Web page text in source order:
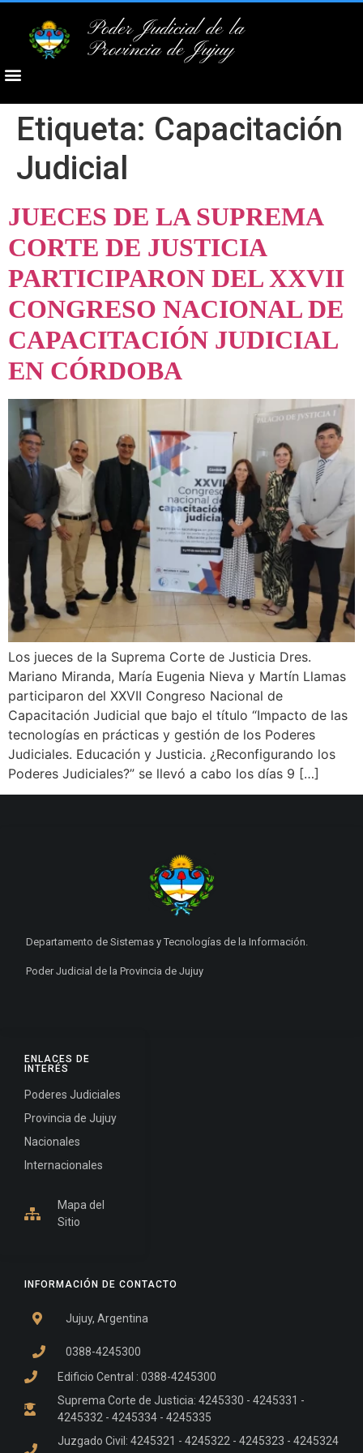
Poder Judicial de la
Provincia de Jujuy
Etiqueta: Capacitación
Judicial
JUECES DE LA SUPREMA
CORTE DE JUSTICIA
PARTICIPARON DEL XXVII
CONGRESO NACIONAL DE
CAPACITACIÓN JUDICIAL
EN CÓRDOBA
Los jueces de la Suprema Corte de Justicia Dres.
Mariano Miranda, María Eugenia Nieva y Martín Llamas
participaron del XXVII Congreso Nacional de
Capacitación Judicial que bajo el título “Impacto de las
tecnologías en prácticas y gestión de los Poderes
Judiciales. Educación y Justicia. ¿Reconfigurando los
Poderes Judiciales?” se llevó a cabo los días 9 […]
INFORMACIÓN DE CONTACTO
Jujuy, Argentina
0388-4245300
Edificio Central : 0388-4245300
Suprema Corte de Justicia: 4245330 - 4245331 -
4245332 - 4245334 - 4245335
Juzgado Civil: 4245321 - 4245322 - 4245323 - 4245324
ENLACES DE
INTERÉS
Poderes Judiciales
Provincia de Jujuy
Nacionales
Internacionales
Mapa del
Sitio
Departamento de Sistemas y Tecnologías de la Información.
Poder Judicial de la Provincia de Jujuy